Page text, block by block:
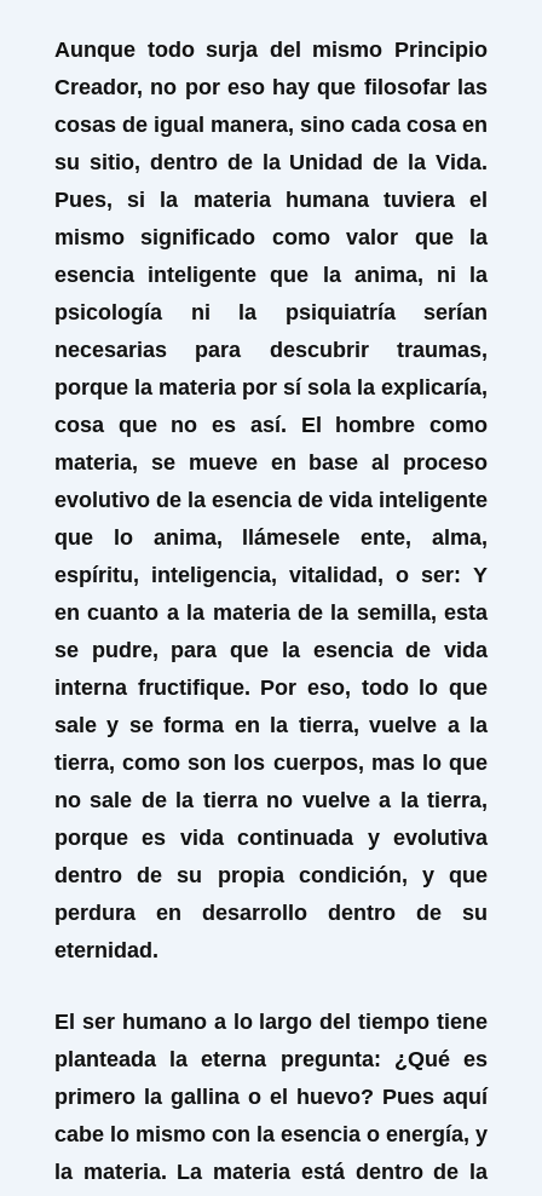
Aunque todo surja del mismo Principio
Creador, no por eso hay que filosofar las
cosas de igual manera, sino cada cosa en
su sitio, dentro de la Unidad de la Vida.
Pues, si la materia humana tuviera el
mismo significado como valor que la
esencia inteligente que la anima, ni la
psicología ni la psiquiatría serían
necesarias para descubrir traumas,
porque la materia por sí sola la explicaría,
cosa que no es así. El hombre como
materia, se mueve en base al proceso
evolutivo de la esencia de vida inteligente
que lo anima, llámesele ente, alma,
espíritu, inteligencia, vitalidad, o ser: Y
en cuanto a la materia de la semilla, esta
se pudre, para que la esencia de vida
interna fructifique. Por eso, todo lo que
sale y se forma en la tierra, vuelve a la
tierra, como son los cuerpos, mas lo que
no sale de la tierra no vuelve a la tierra,
porque es vida continuada y evolutiva
dentro de su propia condición, y que
perdura en desarrollo dentro de su
eternidad.
El ser humano a lo largo del tiempo tiene
planteada la eterna pregunta: ¿Qué es
primero la gallina o el huevo? Pues aquí
cabe lo mismo con la esencia o energía, y
la materia. La materia está dentro de la